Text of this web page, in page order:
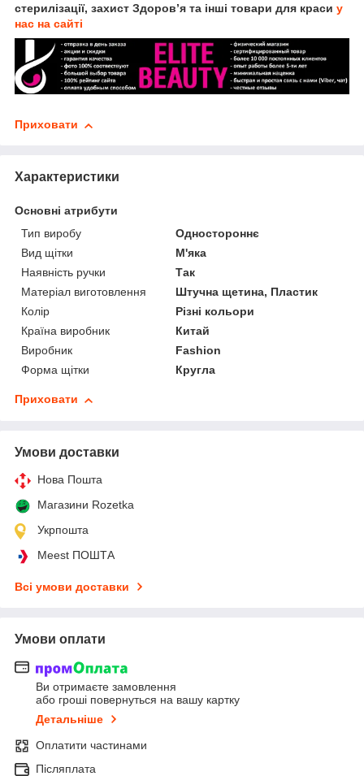
стерилізації, захист Здоров’я та інші товари для краси у
нас на сайті
Приховати
Характеристики
Основні атрибути
Тип виробу
Одностороннє
Вид щітки
М'яка
Наявність ручки
Так
Матеріал виготовлення
Штучна щетина, Пластик
Колір
Різні кольори
Країна виробник
Китай
Виробник
Fashion
Форма щітки
Кругла
Приховати
Умови доставки
Нова Пошта
Магазини Rozetka
Укрпошта
Meest ПОШТА
Всі умови доставки
Умови оплати
Ви отримаєте замовлення
або гроші повернуться на вашу картку
Детальніше
Оплатити частинами
Післяплата